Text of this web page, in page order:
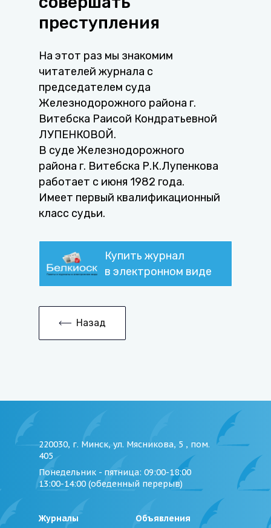
преступления
На этот раз мы знакомим
читателей журнала с
председателем суда
Железнодорожного района г.
Витебска Раисой Кондратьевной
ЛУПЕНКОВОЙ.
В суде Железнодорожного
района г. Витебска Р.К.Лупенкова
работает с июня 1982 года.
Имеет первый квалификационный
класс судьи.
Купить журнал
в электронном виде
Назад
220030, г. Минск, ул. Мясникова, 5 , пом.
405
Понедельник - пятница: 09:00-18:00
13:00-14:00 (обеденный перерыв)
Журналы Объявления